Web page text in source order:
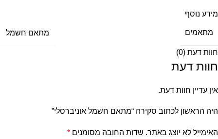
מידע נוסף
מתאמים מתאם חשמל
חוות דעת (0)
חוות דעת
אין עדיין חוות דעת.
היה הראשון לכתוב סקירה “מתאם חשמל אוניברסלי”
האימייל לא יוצג באתר. שדות החובה מסומנים *